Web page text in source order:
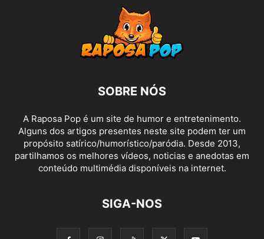
SOBRE NÓS
A Raposa Pop é um site de humor e entretenimento.
Alguns dos artigos presentes neste site podem ter um
propósito satírico/humorístico/paródia. Desde 2013,
partilhamos os melhores vídeos, noticias e anedotas em
conteúdo multimédia disponíveis na internet.
SIGA-NOS